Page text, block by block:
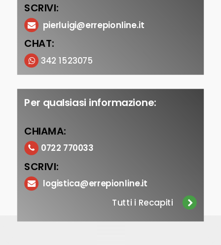
SCRIVI:
pierluigi@errepionline.it
CHAT:
342 1523075
Per qualsiasi informazione:
CHIAMA:
0722 770033
SCRIVI:
logistica@errepionline.it
Tutti i Recapiti